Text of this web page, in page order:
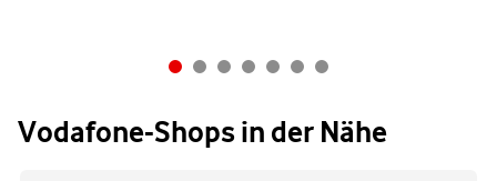
Vodafone-Shops in der Nähe